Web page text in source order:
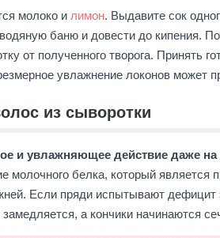
молоко и лимон. Выдавите сок
баню и довести до кипения.
от полученного творога. Принять
увлажнение локонов может
из сыворотки
и увлажняющее действие даже
белка, который является
Если пряди испытывают дефицит
а кончики начинаются